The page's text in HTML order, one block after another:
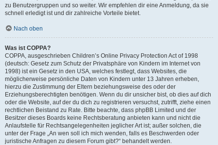
zu Benutzergruppen und so weiter. Wir empfehlen dir eine Anmeldung, da sie
schnell erledigt ist und dir zahlreiche Vorteile bietet.
Nach oben
Was ist COPPA?
COPPA, ausgeschrieben Children’s Online Privacy Protection Act of 1998
(deutsch: Gesetz zum Schutz der Privatsphäre von Kindern im Internet von
1998) ist ein Gesetz in den USA, welches festlegt, dass Websites, die
möglicherweise persönliche Daten von Kindern unter 13 Jahren erheben,
hierzu die Zustimmung der Eltern beziehungsweise des oder der
Erziehungsberechtigten benötigen. Wenn du dir unsicher bist, ob dies auf dich
oder die Website, auf der du dich zu registrieren versuchst, zutrifft, ziehe einen
rechtlichen Beistand zu Rate. Bitte beachte, dass phpBB Limited und der
Besitzer dieses Boards keine Rechtsberatung anbieten kann und nicht die
Anlaufstelle für Rechtsangelegenheiten jeglicher Art ist; außer solchen, die
unter der Frage „An wen soll ich mich wenden, falls es Beschwerden oder
juristische Anfragen zu diesem Forum gibt?“ behandelt werden.